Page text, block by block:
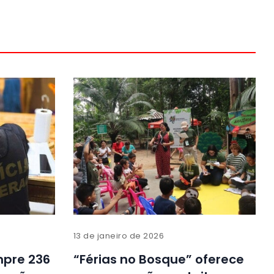
236
13 de janeiro de 2026
“Férias no Bosque” oferece